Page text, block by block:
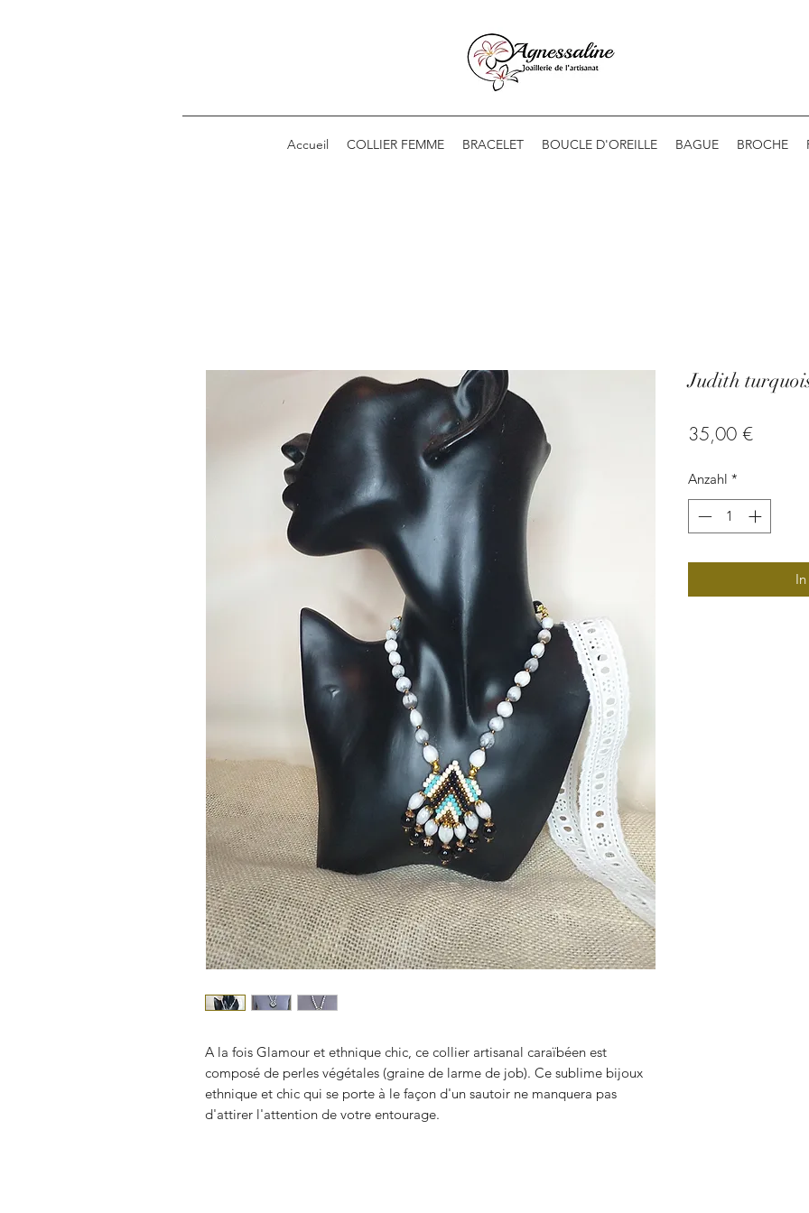
Accueil COLLIER FEMME BRACELET BOUCLE D'OREILLE BAGUE BROCHE
A la fois Glamour et ethnique chic, ce collier artisanal caraïbéen est
composé de perles végétales (graine de larme de job). Ce sublime bijoux
ethnique et chic qui se porte à le façon d'un sautoir ne manquera pas
d'attirer l'attention de votre entourage.
Judith
35,00 €Preis
Anzahl *